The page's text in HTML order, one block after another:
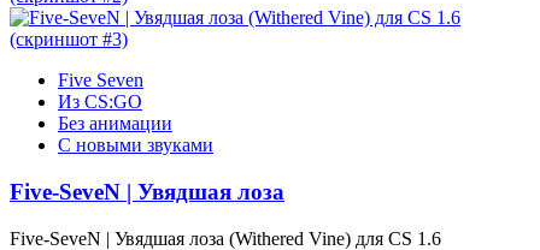
Five Seven
Из CS:GO
Без анимации
С новыми звуками
Five-SeveN | Увядшая лоза
Five-SeveN | Увядшая лоза (Withered Vine) для CS 1.6